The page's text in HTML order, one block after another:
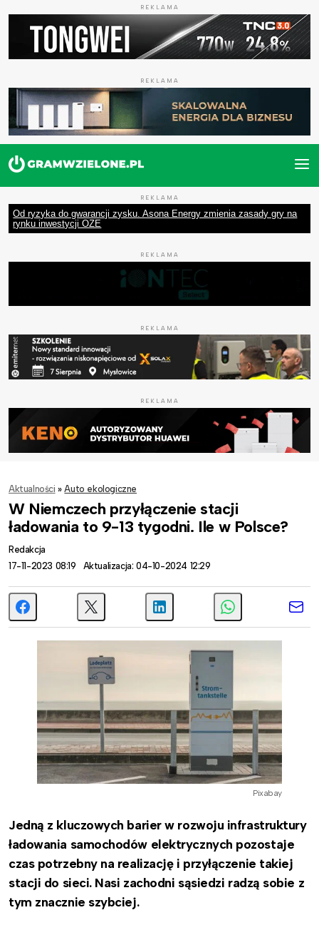
REKLAMA
REKLAMA
REKLAMA
Od ryzyka do gwarancji zysku. Asona Energy zmienia zasady gry na
rynku inwestycji OZE
REKLAMA
REKLAMA
REKLAMA
Aktualności » Auto ekologiczne
W Niemczech przyłączenie stacji
ładowania to 9-13 tygodni. Ile w Polsce?
Redakcja
17-11-2023 08:19
Aktualizacja: 04-10-2024 12:29
Pixabay
Jedną z kluczowych barier w rozwoju infrastruktury
ładowania samochodów elektrycznych pozostaje
czas potrzebny na realizację i przyłączenie takiej
stacji do sieci. Nasi zachodni sąsiedzi radzą sobie z
tym znacznie szybciej.